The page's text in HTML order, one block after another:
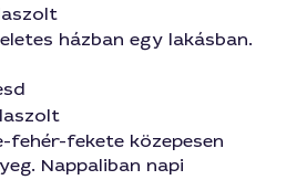
házban egy lakásban.
fehér-fekete közepesen
Nappaliban napi